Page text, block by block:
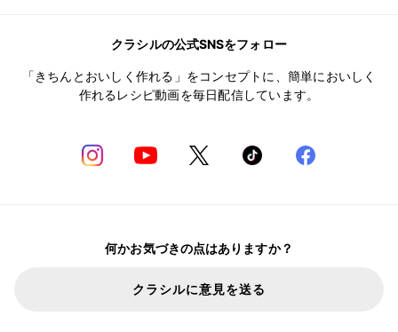
クラシルの公式SNSをフォロー
「きちんとおいしく作れる」をコンセプトに、簡単においしく
作れるレシピ動画を毎日配信しています。
何かお気づきの点はありますか？
クラシルに意見を送る